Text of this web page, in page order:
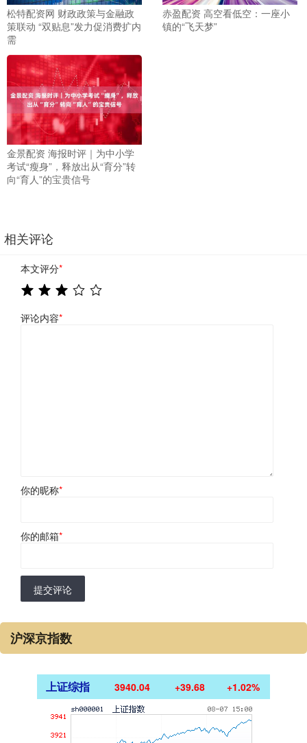
松特配资网 财政政策与金融政
策联动 “双贴息”发力促消费扩内
需
赤盈配资 高空看低空：一座小
镇的“飞天梦”
金景配资 海报时评｜为中小学
考试“瘦身”，释放出从“育分”转
向“育人”的宝贵信号
相关评论
本文评分*
评论内容*
你的昵称*
你的邮箱*
提交评论
沪深京指数
上证综指 3940.04 +39.68 +1.02%